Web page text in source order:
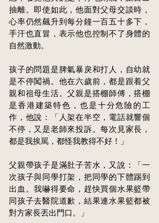
抽離。即使如此，他面對父母交談時，
心率仍然飆升到每分鐘一百五十多下，
手汗也直冒，表示他也控制不了身體的
自然激動。
孩子的問題是脾氣暴戾和打人，自幼就
是不停闖禍。他在六歲前，都是跟着父
親和祖母生活。父親是搭棚師傅，搭棚
是香港建築特色，也是十分危險的工
作，他說：「人架在半空，電話就響個
不停，又是老師來投訴。每次見家長，
都是我挨駡，都怪我教得不好！」
父親帶孩子是滿肚子苦水，又說：「一
次孩子與同學打架，把同學的下體踢到
出血。我嚇得要命，趕快買個水果籃帶
同孩子去醫院道歉，結果連水果籃都被
對方家長丟出門口。」